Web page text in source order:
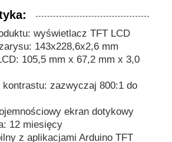
UART
ekran LCD
wyświetlacz TFT LCD
143x228,6x2,6 mm
105,5 mm x 67,2 mm x 3,0
zazwyczaj 800:1 do
ekran dotykowy
12 miesięcy
z aplikacjami Arduino TFT